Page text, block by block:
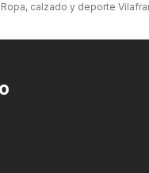
Ropa, calzado y deporte